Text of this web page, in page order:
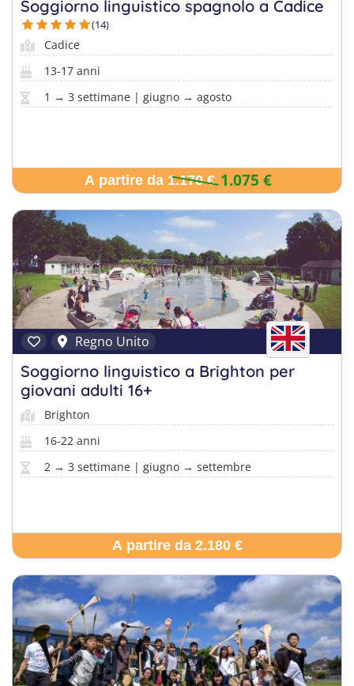
Soggiorno linguistico spagnolo a Cadice
(14)
Cadice
13-17 anni
1 → 3 settimane | giugno → agosto
A partire da 1.170 € 1.075 €
Regno Unito
Soggiorno linguistico a Brighton per
giovani adulti 16+
Brighton
16-22 anni
2 → 3 settimane | giugno → settembre
A partire da 2.180 €